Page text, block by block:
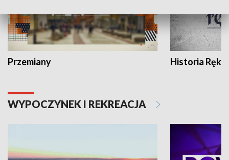
Przemiany Historia Ręką
WYPOCZYNEK I REKREACJA